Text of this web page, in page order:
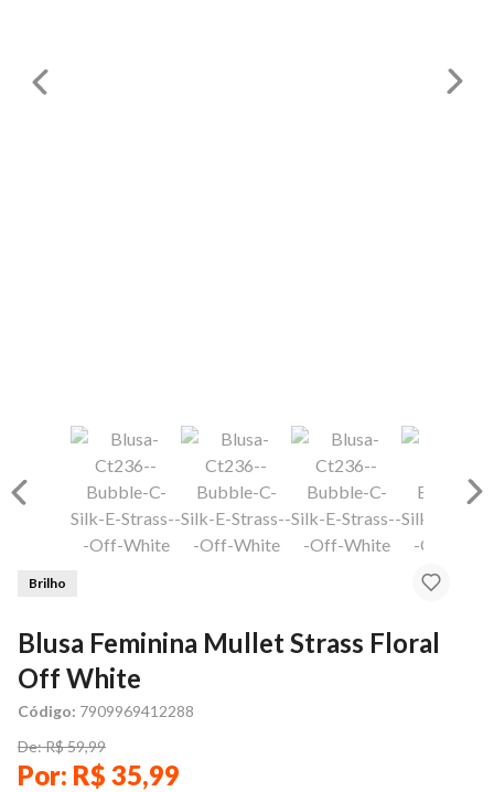
Brilho
Blusa Feminina Mullet Strass Floral
Off White
Código: 7909969412288
De: R$ 59,99
Por: R$ 35,99